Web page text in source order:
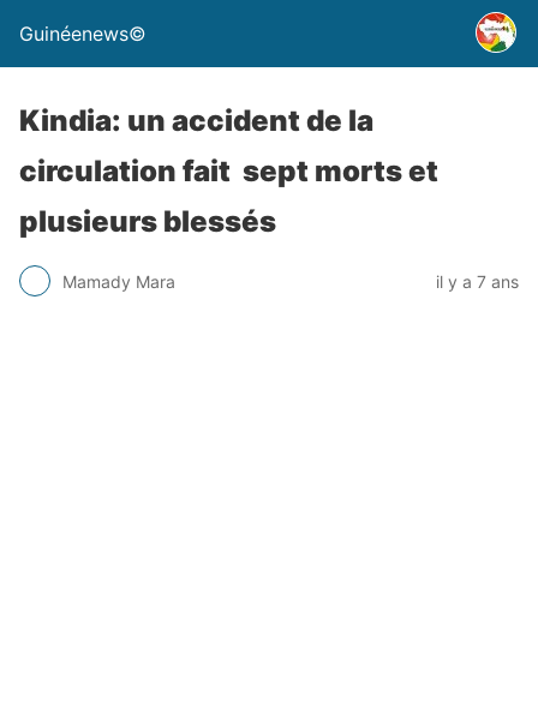
Guinéenews©
Kindia: un accident de la
circulation fait sept morts et
plusieurs blessés
Mamady Mara il y a 7 ans